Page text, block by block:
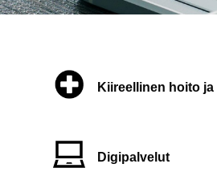
Kiireellinen hoito
Digipalvelut